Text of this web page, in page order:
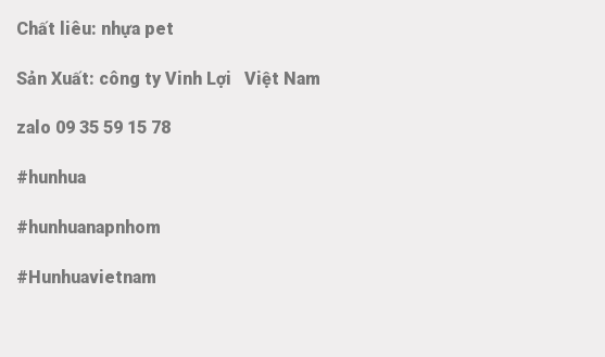
Chất liêu: nhựa pet
Sản Xuất: công ty Vinh Lợi Việt Nam
zalo 09 35 59 15 78
#hunhua
#hunhuanapnhom
#Hunhuavietnam